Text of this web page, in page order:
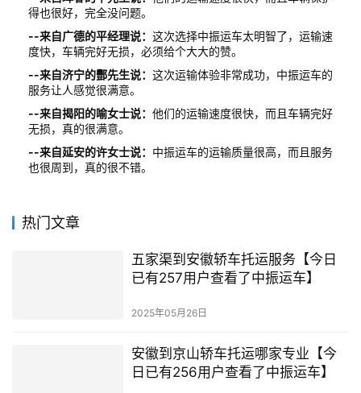
得也很好，完全没问题。
--来自广德的平经理说： 这次选择中振运车太明智了，运输速
度快，车辆完好无损，必须给个大大的赞。
--来自济宁的酆先生说： 这次运输体验非常成功，中振运车的
服务让人感觉很满意。
--来自揭阳的喻女士说： 他们的运输速度很快，而且车辆完好
无损，真的很满意。
--来自延安的许女士说： 中振运车的运输质量很高，而且服务
也很周到，真的很不错。
热门文章
五家渠到安徽轿车托运服务【今日
已有257用户查看了中振运车】
2025年05月26日
安徽到京山轿车托运哪家专业【今
日已有256用户查看了中振运车】